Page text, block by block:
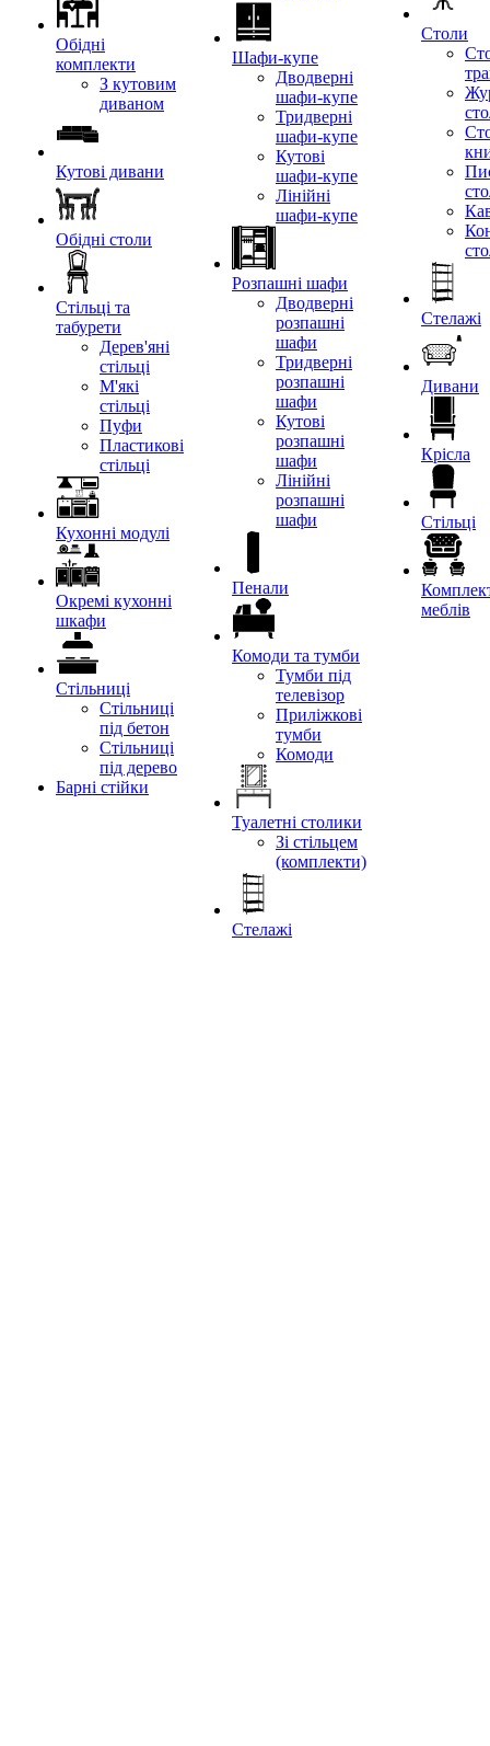
Обідні
комплекти
З кутовим
диваном
Кутові дивани
Обідні столи
Стільці та
табурети
Дерев'яні
стільці
М'які
стільці
Пуфи
Пластикові
стільці
Кухонні модулі
Окремі кухонні
шкафи
Стільниці
Стільниці
під бетон
Стільниці
під дерево
Барні стійки
Шафи-купе
Дводверні
шафи-купе
Тридверні
шафи-купе
Кутові
шафи-купе
Лінійні
шафи-купе
Розпашні шафи
Дводверні
розпашні
шафи
Тридверні
розпашні
шафи
Кутові
розпашні
шафи
Лінійні
розпашні
шафи
Пенали
Комоди та тумби
Тумби під
телевізор
Приліжкові
тумби
Комоди
Туалетні столики
Зі стільцем
(комплекти)
Стелажі
Столи
Стелажі
Дивани
Крісла
Стільці
меблів